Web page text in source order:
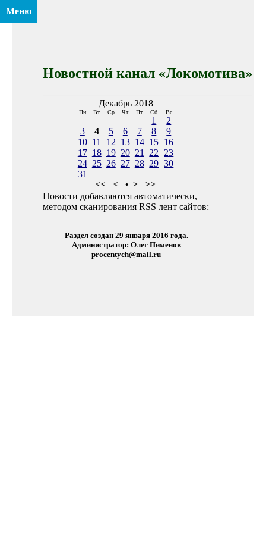
Меню
Новостной канал «Локомотива»
Декабрь 2018
Пн Вт Ср Чт Пт Сб Вс
1
2
3
4 5 6 7 8
9
10 11 12 13 14 15 16
17 18 19 20 21 22
23
24 25 26 27 28 29 30
31
<< < • > >>
Новости добавляются автоматически,
методом сканирования RSS лент сайтов:
Раздел создан 29 января 2016 года.
Администратор: Олег Пименов
procentych@mail.ru